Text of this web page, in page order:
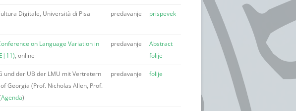
Digitale, Università di Pisa predavanje prispevek
on Language Variation in
, online
predavanje
Abstract
folije
und der UB der LMU mit Vertretern
Georgia (Prof. Nicholas Allen, Prof.
Agenda)
predavanje folije